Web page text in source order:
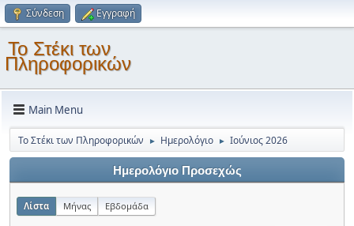
Σύνδεση Εγγραφή
Το Στέκι των
Πληροφορικών
Main Menu
Το Στέκι των Πληροφορικών ► Ημερολόγιο ► Ιούνιος 2026
Ημερολόγιο Προσεχώς
Λίστα Μήνας Εβδομάδα